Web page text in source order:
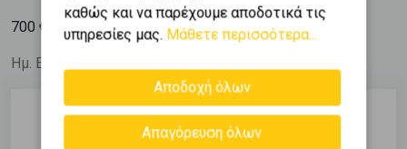
700 € / m 2
Ημ. Ενημέρωσης: 12/06/26
Περιγραφή
καθώς και να παρέχουμε αποδοτικά τις
υπηρεσίες μας. Μάθετε περισσότερα...
Αποδοχή όλων
Απαγόρευση όλων